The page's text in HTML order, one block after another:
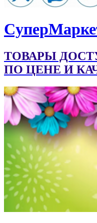
ТОВАРЫ
ПО ЦЕНЕ И